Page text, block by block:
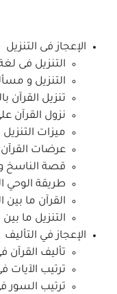
الإعجاز فى التنزيل
التنزيل فى
التنزيل و
تنزيل القرآن
نزول القرآن
ميزات التنزيل
عرضات القرآن
قصة الناسخ و
طريقة الوحي
القرآن ما بين
التنزيل ما بين
الإعجاز في التأليف
تأليف القرآن
ترتيب الآيات
ترتيب السور